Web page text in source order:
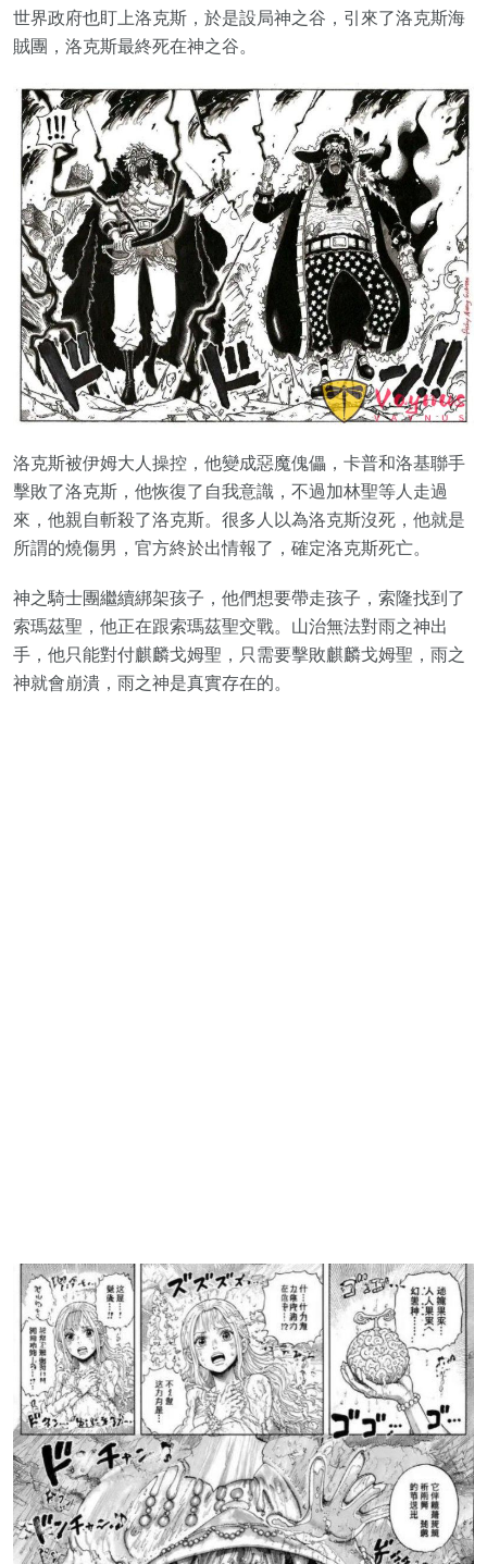
世界政府也盯上洛克斯，於是設局神之谷，引來了洛克斯海
賊團，洛克斯最終死在神之谷。
洛克斯被伊姆大人操控，他變成惡魔傀儡，卡普和洛基聯手
擊敗了洛克斯，他恢復了自我意識，不過加林聖等人走過
來，他親自斬殺了洛克斯。很多人以為洛克斯沒死，他就是
所謂的燒傷男，官方終於出情報了，確定洛克斯死亡。
神之騎士團繼續綁架孩子，他們想要帶走孩子，索隆找到了
索瑪茲聖，他正在跟索瑪茲聖交戰。山治無法對雨之神出
手，他只能對付麒麟戈姆聖，只需要擊敗麒麟戈姆聖，雨之
神就會崩潰，雨之神是真實存在的。